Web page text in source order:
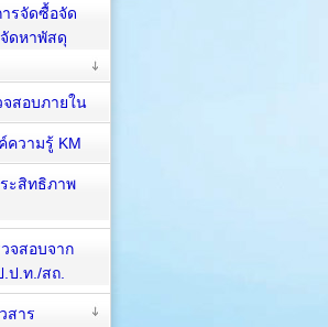
รจัดซื้อจัด
ดหาพัสดุ
สอบภายใน
ความรู้ KM
ะสิทธิภาพ
จสอบจาก
ป.ท./สถ.
สาร